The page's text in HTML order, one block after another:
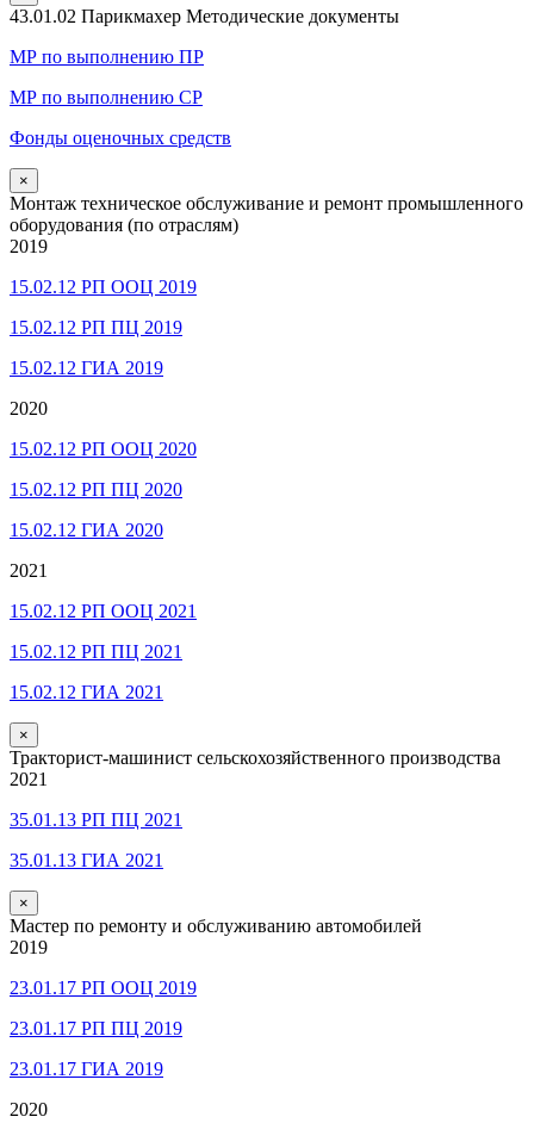
43.01.02 Парикмахер Методические документы
МР по выполнению ПР
МР по выполнению СР
Фонды оценочных средств
×
Монтаж техническое обслуживание и ремонт промышленного
оборудования (по отраслям)
2019
15.02.12 РП ООЦ 2019
15.02.12 РП ПЦ 2019
15.02.12 ГИА 2019
2020
15.02.12 РП ООЦ 2020
15.02.12 РП ПЦ 2020
15.02.12 ГИА 2020
2021
15.02.12 РП ООЦ 2021
15.02.12 РП ПЦ 2021
15.02.12 ГИА 2021
×
Тракторист-машинист сельскохозяйственного производства
2021
35.01.13 РП ПЦ 2021
35.01.13 ГИА 2021
×
Мастер по ремонту и обслуживанию автомобилей
2019
23.01.17 РП ООЦ 2019
23.01.17 РП ПЦ 2019
23.01.17 ГИА 2019
2020